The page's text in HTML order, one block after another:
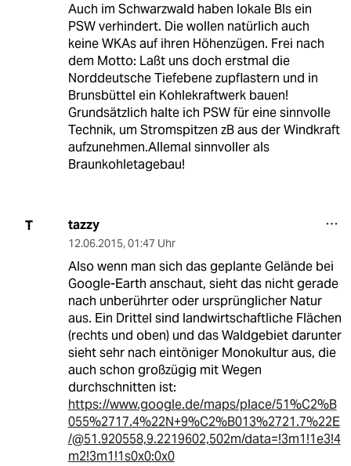
Auch im Schwarzwald haben lokale BIs ein
PSW verhindert. Die wollen natürlich auch
keine WKAs auf ihren Höhenzügen. Frei nach
dem Motto: Laßt uns doch erstmal die
Norddeutsche Tiefebene zupflastern und in
Brunsbüttel ein Kohlekraftwerk bauen!
Grundsätzlich halte ich PSW für eine sinnvolle
Technik, um Stromspitzen zB aus der Windkraft
aufzunehmen.Allemal sinnvoller als
Braunkohletagebau!
T tazzy
12.06.2015, 01:47 Uhr
Also wenn man sich das geplante Gelände bei
Google-Earth anschaut, sieht das nicht gerade
nach unberührter oder ursprünglicher Natur
aus. Ein Drittel sind landwirtschaftliche Flächen
(rechts und oben) und das Waldgebiet darunter
sieht sehr nach eintöniger Monokultur aus, die
auch schon großzügig mit Wegen
durchschnitten ist:
https://www.google.de/maps/place/51%C2%B
055%2717.4%22N+9%C2%B013%2721.7%22E
/@51.920558,9.2219602,502m/data=!3m1!1e3!4
m2!3m1!1s0x0:0x0